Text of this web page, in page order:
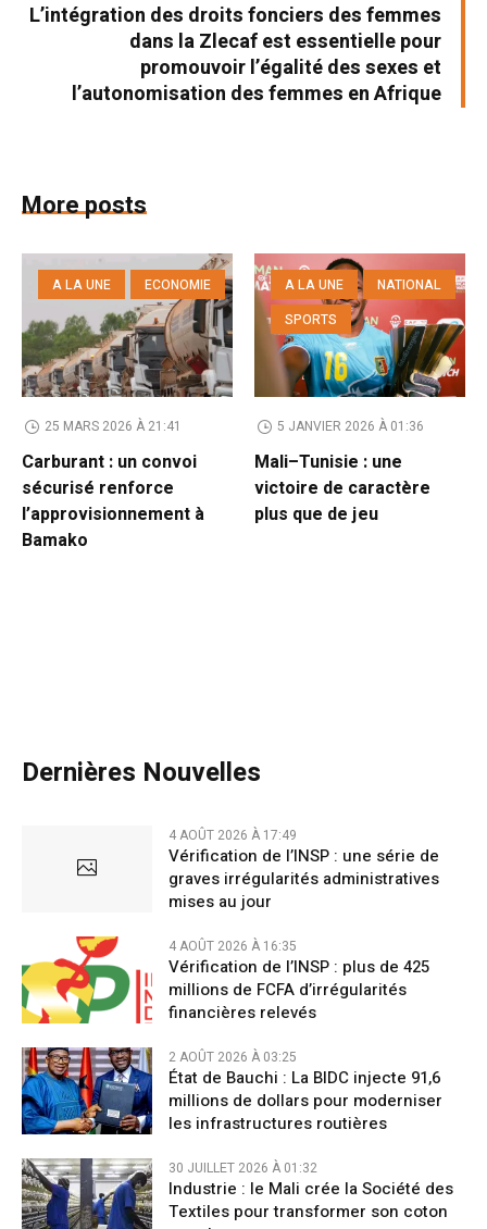
L’intégration des droits fonciers des femmes
dans la Zlecaf est essentielle pour
promouvoir l’égalité des sexes et
l’autonomisation des femmes en Afrique
More posts
A LA UNE ECONOMIE
25 MARS 2026 À 21:41
Carburant : un convoi
sécurisé renforce
l’approvisionnement à
Bamako
A LA UNE
NATIONAL
SPORTS
5 JANVIER 2026 À 01:36
Mali–Tunisie : une
victoire de caractère
plus que de jeu
Dernières Nouvelles
4 AOÛT 2026 À 17:49
Vérification de l’INSP : une série de
graves irrégularités administratives
mises au jour
4 AOÛT 2026 À 16:35
Vérification de l’INSP : plus de 425
millions de FCFA d’irrégularités
financières relevés
2 AOÛT 2026 À 03:25
État de Bauchi : La BIDC injecte 91,6
millions de dollars pour moderniser
les infrastructures routières
30 JUILLET 2026 À 01:32
Industrie : le Mali crée la Société des
Textiles pour transformer son coton